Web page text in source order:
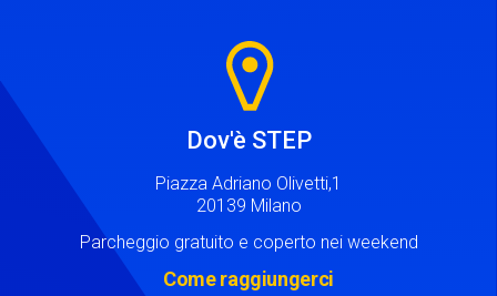
Dov'è STEP
Piazza Adriano Olivetti,1
20139 Milano
Parcheggio gratuito e coperto nei weekend
Come raggiungerci